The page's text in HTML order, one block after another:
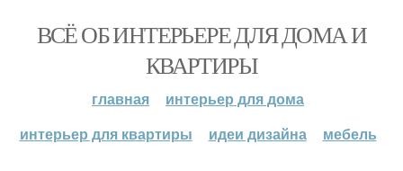
ВСЁ ОБ ИНТЕРЬЕРЕ ДЛЯ ДОМА И
КВАРТИРЫ
главная
интерьер для дома
интерьер для квартиры
идеи дизайна мебель